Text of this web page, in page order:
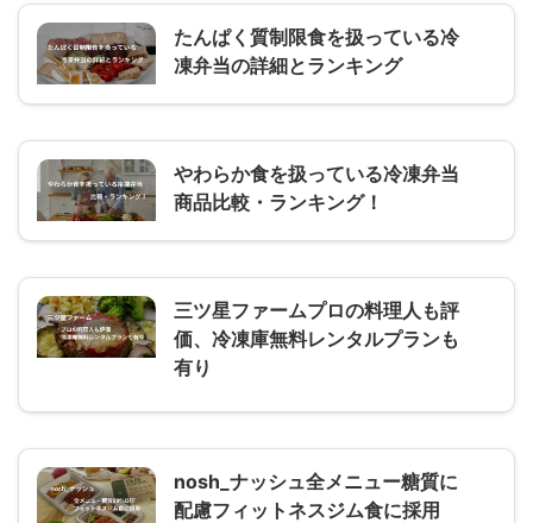
たんぱく質制限食を扱っている冷
凍弁当の詳細とランキング
やわらか食を扱っている冷凍弁当
商品比較・ランキング！
三ツ星ファームプロの料理人も評
価、冷凍庫無料レンタルプランも
有り
nosh_ナッシュ全メニュー糖質に
配慮フィットネスジム食に採用